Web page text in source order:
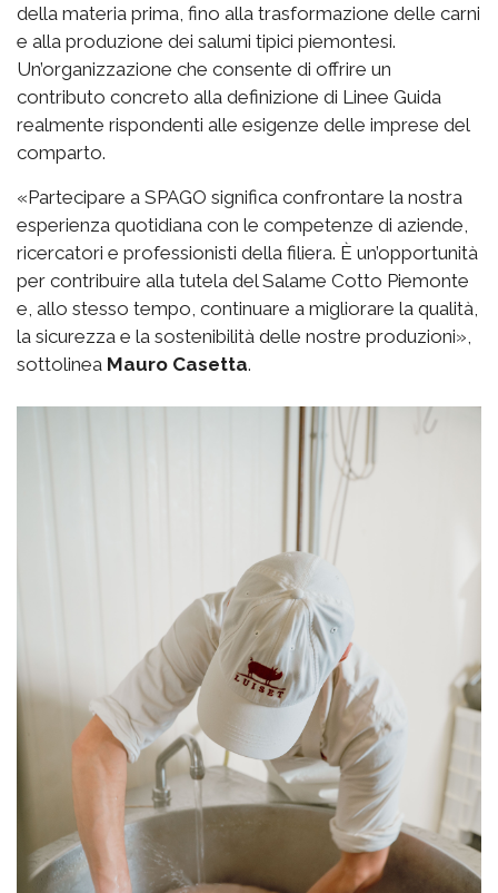
della materia prima, fino alla trasformazione delle carni
e alla produzione dei salumi tipici piemontesi.
Un’organizzazione che consente di offrire un
contributo concreto alla definizione di Linee Guida
realmente rispondenti alle esigenze delle imprese del
comparto.
«Partecipare a SPAGO significa confrontare la nostra
esperienza quotidiana con le competenze di aziende,
ricercatori e professionisti della filiera. È un’opportunità
per contribuire alla tutela del Salame Cotto Piemonte
e, allo stesso tempo, continuare a migliorare la qualità,
la sicurezza e la sostenibilità delle nostre produzioni»,
sottolinea Mauro Casetta.